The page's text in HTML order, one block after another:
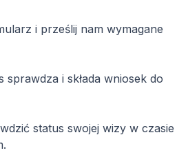
i prześlij nam wymagane
sprawdza i składa wniosek do
status swojej wizy w czasie